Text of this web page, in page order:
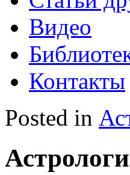
Видео
Контакты
Posted in